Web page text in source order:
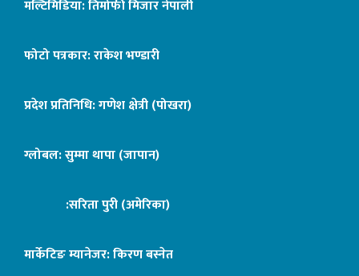
मल्टिमिडिया: तिमोफी मिजार नेपाली
फोटो पत्रकार: राकेश भण्डारी
प्रदेश प्रतिनिधि: गणेश क्षेत्री (पोखरा)
ग्लोबल: सुम्मा थापा (जापान)
:सरिता पुरी (अमेरिका)
मार्केटिङ म्यानेजर: किरण बस्नेत